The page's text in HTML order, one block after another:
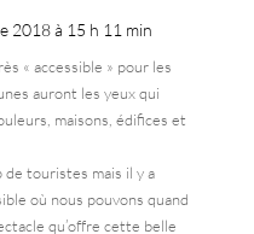
2018 à 15 h 11 min
« accessible » pour les
auront les yeux qui
maisons, édifices et
de touristes mais il y a
où nous pouvons quand
qu’offre cette belle